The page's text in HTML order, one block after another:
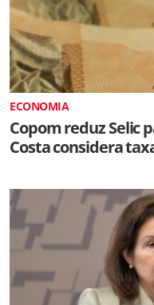
ECONOMIA
Copom reduz Selic
Costa considera